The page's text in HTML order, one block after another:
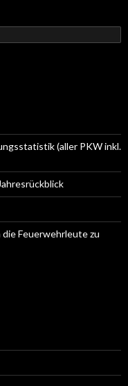
(aller PKW inkl.
Feuerwehrleute zu